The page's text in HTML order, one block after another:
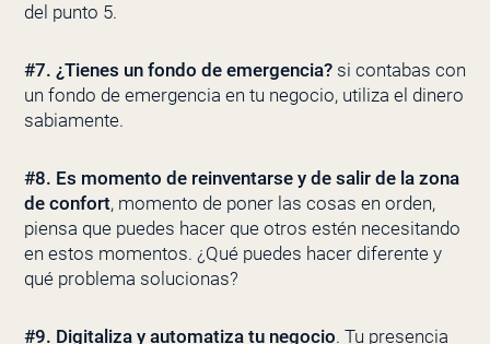
del punto 5.
#7. ¿Tienes un fondo de emergencia?si contabas con
un fondo de emergencia en tu negocio, utiliza el dinero
sabiamente.
#8. Es momento de reinventarse y de salir de la zona
de confort, momento de poner las cosas en orden,
piensa que puedes hacer que otros estén necesitando
en estos momentos. ¿Qué puedes hacer diferente y
qué problema solucionas?
#9. Digitaliza y automatiza tu negocio. Tu presencia